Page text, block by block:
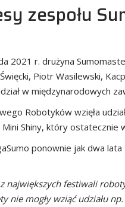
zespołu
2021 r. drużyna
Piotr Wasilewski,
w międzynarodowych
Robotyków wzięła
Mini Shiny, który
ponownie jak dwa
największych festiwali
nie mogły wziąć udziału